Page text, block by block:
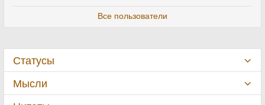
Все пользователи
Статусы
Мысли